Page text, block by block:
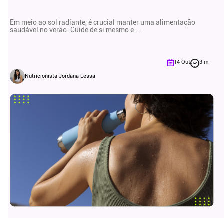
Em meio ao sol radiante, é crucial manter uma alimentação
saudável no verão. Cuide de si mesmo e ...
Nutricionista Jordana Lessa
14 Out 3 m